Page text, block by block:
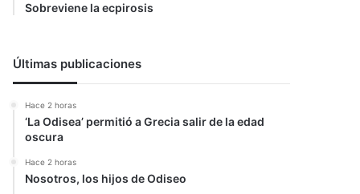
Sobreviene la ecpirosis
Últimas publicaciones
Hace 2 horas
‘La Odisea’ permitió a Grecia salir de la edad
oscura
Hace 2 horas
Nosotros, los hijos de Odiseo